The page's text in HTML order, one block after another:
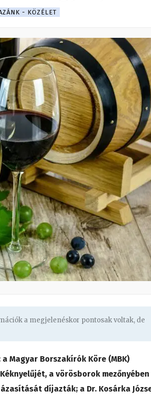
- KÖZÉLET
a megjelenéskor pontosak voltak, de
Magyar Borszakírók Köre (MBK)
a vörösborok mezőnyében
díjazták; a Dr. Kosárka